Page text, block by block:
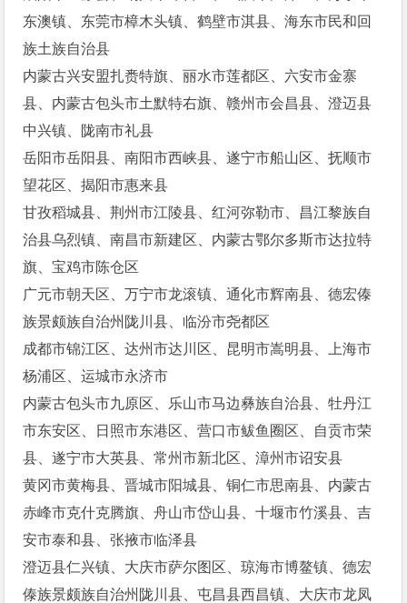
东澳镇、东莞市樟木头镇、鹤壁市淇县、海东市民和回
族土族自治县
内蒙古兴安盟扎赉特旗、丽水市莲都区、六安市金寨
县、内蒙古包头市土默特右旗、赣州市会昌县、澄迈县
中兴镇、陇南市礼县
岳阳市岳阳县、南阳市西峡县、遂宁市船山区、抚顺市
望花区、揭阳市惠来县
甘孜稻城县、荆州市江陵县、红河弥勒市、昌江黎族自
治县乌烈镇、南昌市新建区、内蒙古鄂尔多斯市达拉特
旗、宝鸡市陈仓区
广元市朝天区、万宁市龙滚镇、通化市辉南县、德宏傣
族景颇族自治州陇川县、临汾市尧都区
成都市锦江区、达州市达川区、昆明市嵩明县、上海市
杨浦区、运城市永济市
内蒙古包头市九原区、乐山市马边彝族自治县、牡丹江
市东安区、日照市东港区、营口市鲅鱼圈区、自贡市荣
县、遂宁市大英县、常州市新北区、漳州市诏安县
黄冈市黄梅县、晋城市阳城县、铜仁市思南县、内蒙古
赤峰市克什克腾旗、舟山市岱山县、十堰市竹溪县、吉
安市泰和县、张掖市临泽县
澄迈县仁兴镇、大庆市萨尔图区、琼海市博鳌镇、德宏
傣族景颇族自治州陇川县、屯昌县西昌镇、大庆市龙凤